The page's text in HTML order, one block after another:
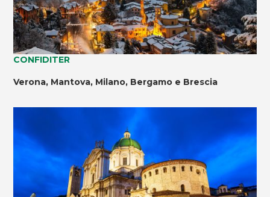
CONFIDITER
Verona, Mantova, Milano, Bergamo e Brescia